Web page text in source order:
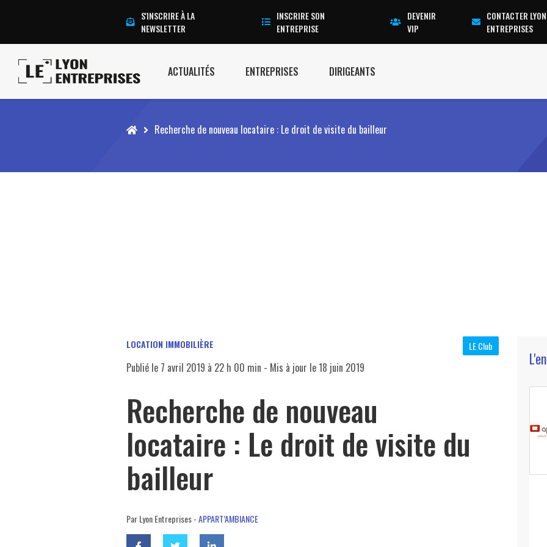
S'INSCRIRE À LA
NEWSLETTER
INSCRIRE SON
ENTREPRISE
DEVENIR
VIP
CONTACTER LYON
ENTREPRISES
ACTUALITÉS ENTREPRISES DIRIGEANTS
Accueil Recherche de nouveau locataire : Le droit de visite du bailleur
LE Club
LOCATION IMMOBILIÈRE
Publié le 7 avril 2019 à 22 h 00 min - Mis à jour le18 juin 2019
Recherche de nouveau
locataire : Le droit de visite du
bailleur
Par Lyon Entreprises -APPART’AMBIANCE